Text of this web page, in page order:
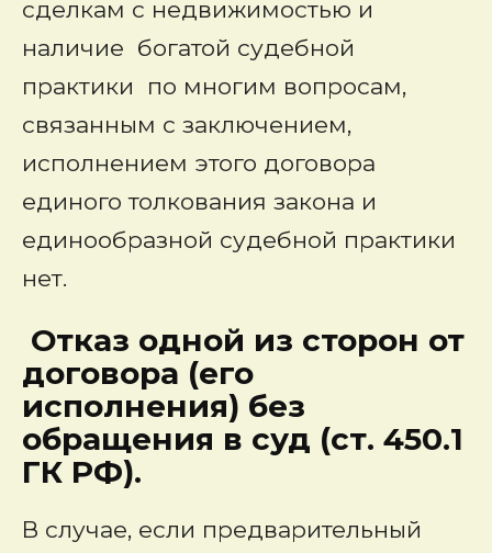
сделкам с недвижимостью и
наличие богатой судебной
практики по многим вопросам,
связанным с заключением,
исполнением этого договора
единого толкования закона и
единообразной судебной практики
нет.
Отказ одной из сторон от
договора (его
исполнения) без
обращения в суд (ст. 450.1
ГК РФ).
В случае, если предварительный